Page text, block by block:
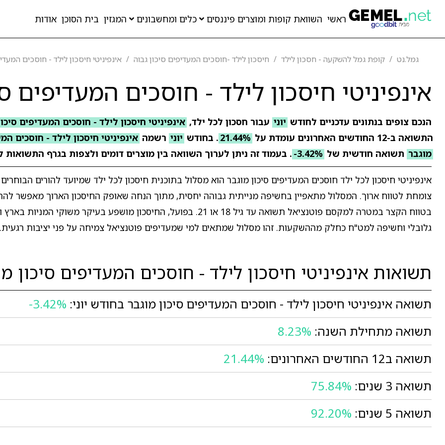
ראשי השוואת קופות ומוצרים פיננסים כלים ומחשבונים המגזין בית הסוכן אודות
גמל.נט קופת גמל להשקעה - חסכון לילד חיסכון לילד -חוסכים המעדיפים סיכון גבוה אינפיניטי חיסכון לילד - חוסכים
אינפיניטי חיסכון לילד - חוסכים המעדיפים
הנכם צופים בנתונים עדכניים לחודש יוני עבור חסכון לכל ילד, אינפיניטי חיסכון לילד - חוסכים המעדיפים סיכון
התשואה ב-12 החודשים האחרונים עומדת על
21.44% . בחודש יוני רשמה אינפיניטי חיסכון לילד - חוסכים
מוגבר תשואה חודשית של -3.42% . בעמוד זה ניתן לערוך השוואה בין מוצרים דומים ולצפות בגרף התשואות
אינפיניטי חיסכון לכל ילד חוסכים המעדיפים סיכון מוגבר הוא מסלול בתוכנית חיסכון לכל ילד שמיועד להורים
צומחת לטווח ארוך. המסלול מתאפיין בחשיפה מנייתית גבוהה יחסית, מתוך הנחה שאופק החיסכון הארוך מאפשר
בטווח הקצר במטרה למקסם פוטנציאל תשואה עד גיל 18 או 21. בפועל, החיסכון מושפע בעיקר
גלובלי וחשיפה למט"ח כחלק מההשקעות. זהו מסלול שמתאים למי שמעדיפים פוטנציאל צמיחה על פני יציבות רגעית.
תשואות אינפיניטי חיסכון לילד - חוסכים המעדיפים סיכון
תשואה אינפיניטי חיסכון לילד - חוסכים המעדיפים סיכון מוגבר בחודש יוני: -3.42%
תשואה מתחילת השנה: 8.23%
תשואה ב12 החודשים האחרונים:
21.44%
תשואה 3 שנים:
75.84%
תשואה 5 שנים:
92.20%